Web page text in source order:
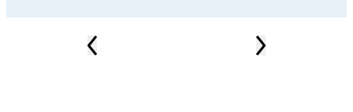
Vorheriger
Inhalt
Nächster
Inhalt